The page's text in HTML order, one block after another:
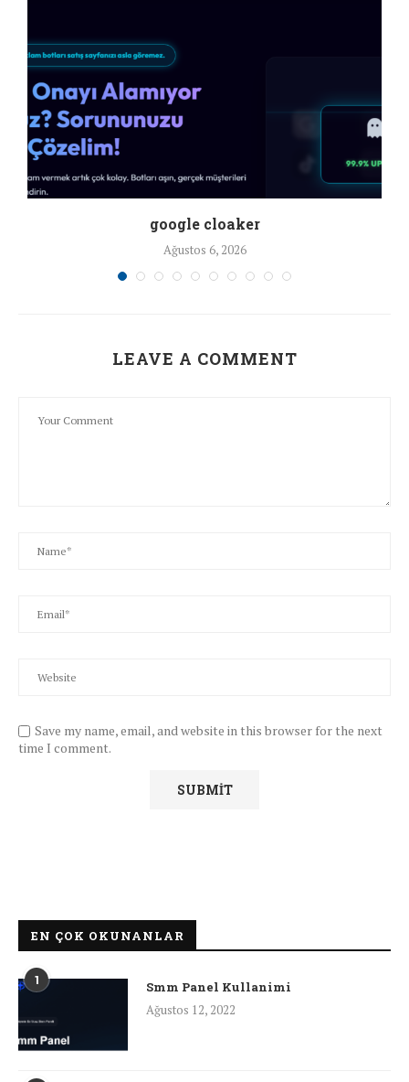
google cloaker
Ağustos 6, 2026
LEAVE A COMMENT
Save my name, email, and website in this browser for the next
time I comment.
EN ÇOK OKUNANLAR
1
Smm Panel Kullanimi
Ağustos 12, 2022